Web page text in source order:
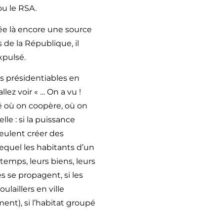
le RSA.
là encore une source
de la République, il
présidentiables en
voir « … On a vu !
on coopère, où on
: si la puissance
créer des
les habitants d’un
leurs biens, leurs
se propagent, si les
en ville
si l’habitat groupé